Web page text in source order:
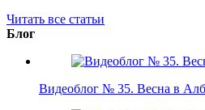
Читать все статьи
Блог
Видеоблог № 35. Весна в